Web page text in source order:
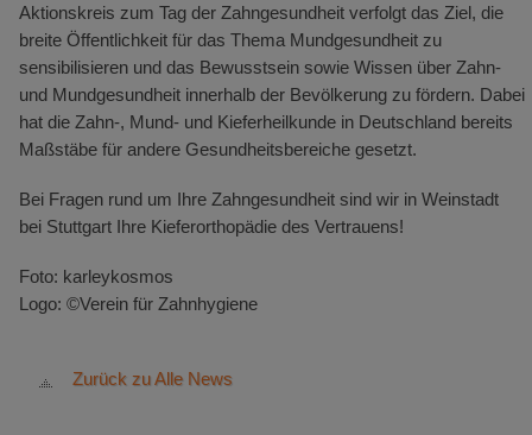
Aktionskreis zum Tag der Zahngesundheit verfolgt das Ziel, die
breite Öffentlichkeit für das Thema Mundgesundheit zu
sensibilisieren und das Bewusstsein sowie Wissen über Zahn-
und Mundgesundheit innerhalb der Bevölkerung zu fördern. Dabei
hat die Zahn-, Mund- und Kieferheilkunde in Deutschland bereits
Maßstäbe für andere Gesundheitsbereiche gesetzt.
Bei Fragen rund um Ihre Zahngesundheit sind wir in Weinstadt
bei Stuttgart Ihre Kieferorthopädie des Vertrauens!
Foto: karleykosmos
Logo: ©Verein für Zahnhygiene
Zurück zu Alle News